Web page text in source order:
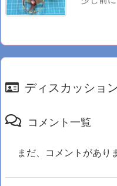
ディスカッショ
コメント一覧
まだ、コメントがあり